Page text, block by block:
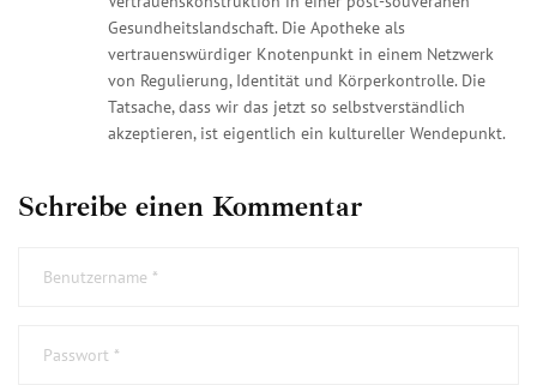
Gesundheitslandschaft. Die Apotheke als
vertrauenswürdiger Knotenpunkt in einem Netzwerk
von Regulierung, Identität und Körperkontrolle. Die
Tatsache, dass wir das jetzt so selbstverständlich
akzeptieren, ist eigentlich ein kultureller Wendepunkt.
Schreibe einen Kommentar